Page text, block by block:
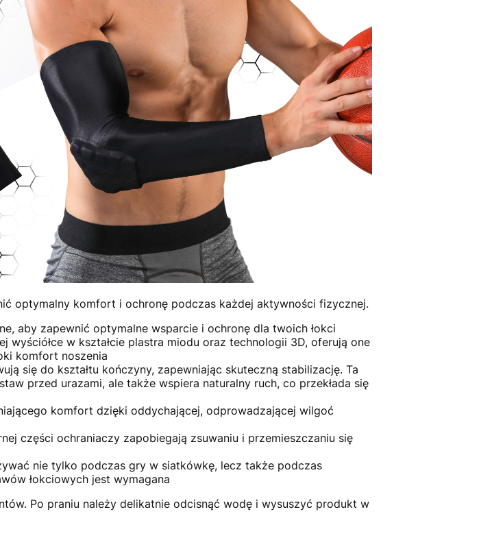
optymalny komfort i ochronę podczas każdej aktywności fizycznej.
aby zapewnić optymalne wsparcie i ochronę dla twoich łokci
w kształcie plastra miodu oraz technologii 3D, oferują one
komfort noszenia
się do kształtu kończyny, zapewniając skuteczną stabilizację. Ta
przed urazami, ale także wspiera naturalny ruch, co przekłada się
komfort dzięki oddychającej, odprowadzającej wilgoć
części ochraniaczy zapobiegają zsuwaniu i przemieszczaniu się
nie tylko podczas gry w siatkówkę, lecz także podczas
łokciowych jest wymagana
Po praniu należy delikatnie odcisnąć wodę i wysuszyć produkt w